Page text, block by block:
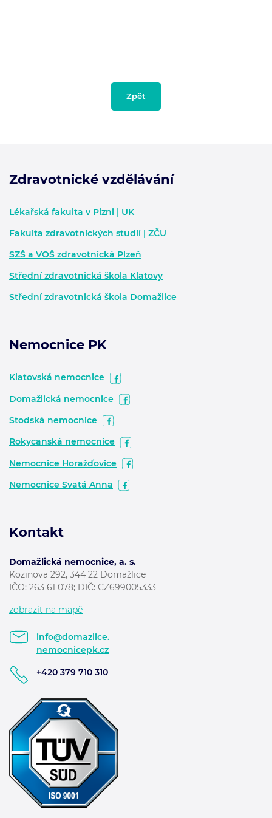
Zpět
Zdravotnické vzdělávání
Lékařská fakulta v Plzni | UK
Fakulta zdravotnických studií | ZČU
SZŠ a VOŠ zdravotnická Plzeň
Střední zdravotnická škola Klatovy
Střední zdravotnická škola Domažlice
Nemocnice PK
Klatovská nemocnice
Domažlická nemocnice
Stodská nemocnice
Rokycanská nemocnice
Nemocnice Horažďovice
Nemocnice Svatá Anna
Kontakt
Domažlická nemocnice, a. s.
Kozinova 292, 344 22 Domažlice
IČO: 263 61 078; DIČ: CZ699005333
zobrazit na mapě
info@domazlice.
nemocnicepk.cz
+420 379 710 310